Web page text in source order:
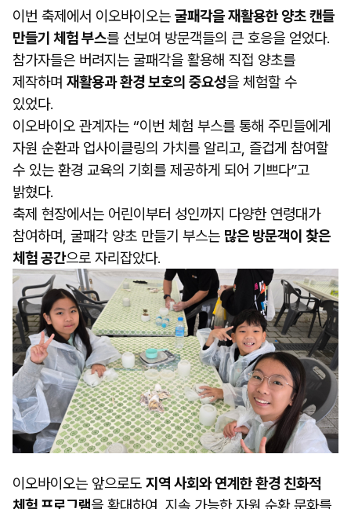
이번 축제에서 이오바이오는 굴패각을 재활용한 양초 캔들
만들기 체험 부스를 선보여 방문객들의 큰 호응을 얻었다.
참가자들은 버려지는 굴패각을 활용해 직접 양초를
제작하며 재활용과 환경 보호의 중요성을 체험할 수
있었다.
이오바이오 관계자는 “이번 체험 부스를 통해 주민들에게
자원 순환과 업사이클링의 가치를 알리고, 즐겁게 참여할
수 있는 환경 교육의 기회를 제공하게 되어 기쁘다”고
밝혔다.
축제 현장에서는 어린이부터 성인까지 다양한 연령대가
참여하며, 굴패각 양초 만들기 부스는 많은 방문객이 찾은
체험 공간으로 자리잡았다.
이오바이오는 앞으로도 지역 사회와 연계한 환경 친화적
체험 프로그램을 확대하여, 지속 가능한 자원 순환 문화를